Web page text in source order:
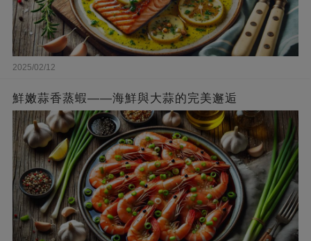
2025/02/12
鮮嫩蒜香蒸蝦——海鮮與大蒜的完美邂逅